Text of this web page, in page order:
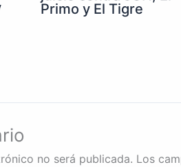
Primo y El Tigre
no será publicada. Los